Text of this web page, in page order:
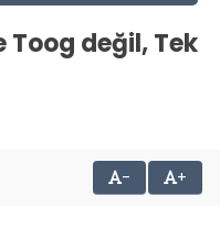
Toog değil, Tek
- +